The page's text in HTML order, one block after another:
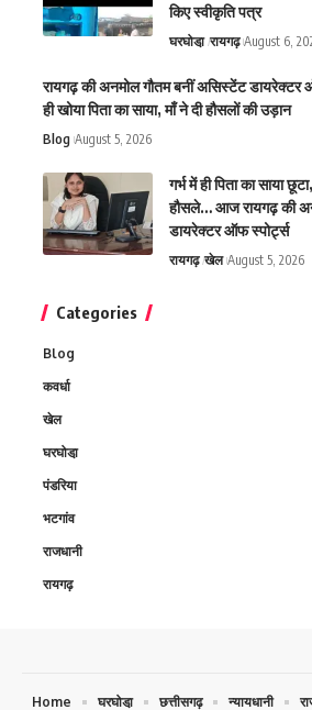
किए स्वीकृति पत्र
घरघोडा़ रायगढ़ August 6,
रायगढ़ की अनमोल गौतम बनीं असिस्टेंट
ही खोया पिता का साया, माँ ने दी हौसलों की उड़ान
Blog August 5, 2026
गर्भ में ही पिता का साया
हौसले… आज रायगढ़ की
डायरेक्टर ऑफ स्पोर्ट्स
रायगढ़ खेल August 5, 2026
Categories
Blog
कवर्धा
खेल
घरघोडा़
पंडरिया
भटगांव
राजधानी
रायगढ़
Home घरघोडा़ छत्तीसगढ़ न्यायधानी